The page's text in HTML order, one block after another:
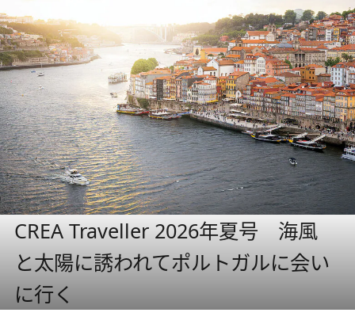
CREA Traveller 2026年夏号 海風
と太陽に誘われてポルトガルに会い
に行く